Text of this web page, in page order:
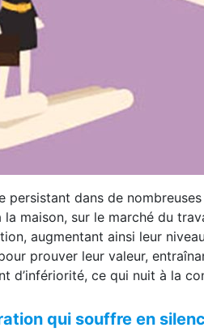
persistant dans de
maison, sur le marché du
augmentant ainsi leur
prouver leur valeur,
d’infériorité, ce qui nuit à la
qui souffre en